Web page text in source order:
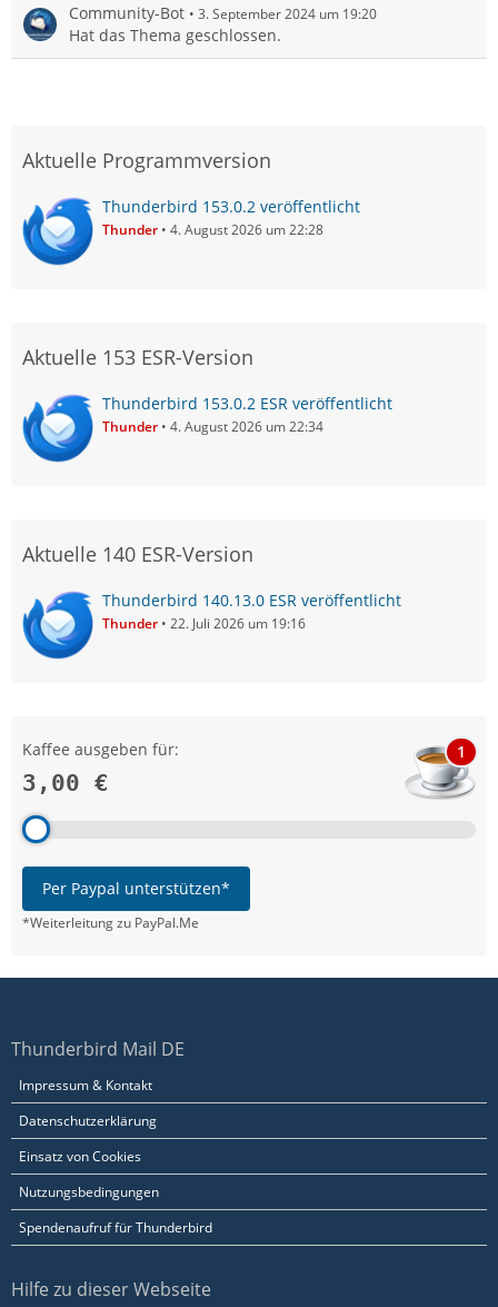
Community-Bot 3. September 2024 um 19:20
Hat das Thema geschlossen.
Aktuelle Programmversion
Thunderbird 153.0.2 veröffentlicht
Thunder 4. August 2026 um 22:28
Aktuelle 153 ESR-Version
Thunderbird 153.0.2 ESR veröffentlicht
Thunder 4. August 2026 um 22:34
Aktuelle 140 ESR-Version
Thunderbird 140.13.0 ESR veröffentlicht
Thunder 22. Juli 2026 um 19:16
Kaffee ausgeben für:
3,00 €
1
Per Paypal unterstützen*
*Weiterleitung zu PayPal.Me
Thunderbird Mail DE
Impressum & Kontakt
Datenschutzerklärung
Einsatz von Cookies
Nutzungsbedingungen
Spendenaufruf für Thunderbird
Hilfe zu dieser Webseite